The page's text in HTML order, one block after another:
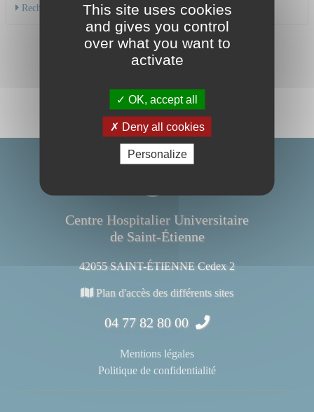
Recherche par médecin
Centre Hospitalier Universitaire
de Saint-Étienne
42055 SAINT-ÉTIENNE Cedex 2
Plan d'accès des différents sites
04 77 82 80 00
Mentions légales
Politique de confidentialité
This site uses cookies
and gives you control
over what you want to
activate
OK, accept all
Deny all cookies
Personalize